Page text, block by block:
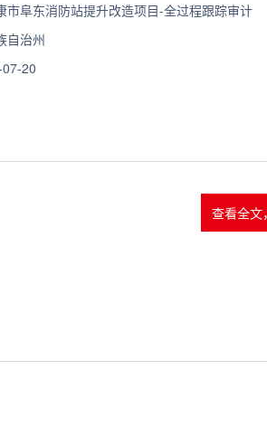
市阜东消防站提升改造项目-全过程跟踪审计
自治州
20
查看全文